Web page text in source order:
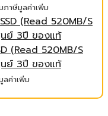
ภาษีมูลค่าเพิ่ม
(Read 520MB/S
ย์ 3ปี ของแท้
ค่าเพิ่ม